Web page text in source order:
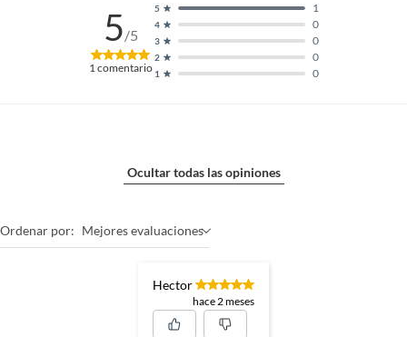
5/5
1comentario 1 0
2 0
3 0
4 0
5 1
Ocultar todas las opiniones
Ordenar por: Mejores evaluaciones
Hector
hace 2 meses